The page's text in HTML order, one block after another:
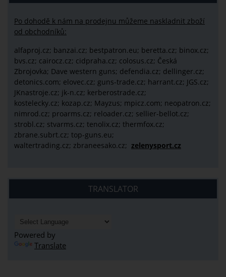
Po dohodě k nám na prodejnu můžeme naskladnit zboží
od obchodníků:
alfaproj.cz; banzai.cz; bestpatron.eu; beretta.cz; binox.cz;
bvs.cz; cairocz.cz; cidpraha.cz; colosus.cz; Česká
Zbrojovka; Dave western guns; defendia.cz; dellinger.cz;
detonics.com; elovec.cz; guns-trade.cz; harrant.cz; JGS.cz;
JKnastroje.cz; jk-n.cz; kerberostrade.cz;
kostelecky.cz; kozap.cz; Mayzus; mpicz.com; neopatron.cz;
nimrod.cz; proarms.cz; reloader.cz; sellier-bellot.cz;
strobl.cz; stvarms.cz; tenolix.cz; thermfox.cz;
zbrane.subrt.cz; top-guns.eu;
waltertrading.cz; zbraneesako.cz; zelenysport.cz
TRANSLATOR
Powered by
Translate